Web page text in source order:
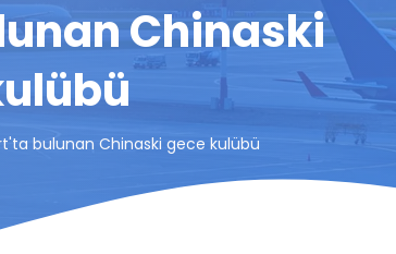
Chinaski
bulunan Chinaski gece kulübü